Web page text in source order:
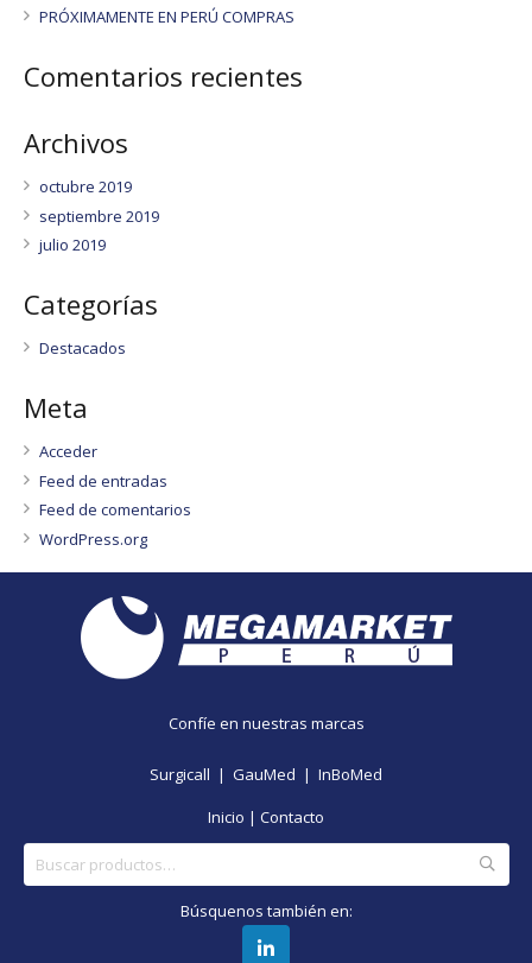
PRÓXIMAMENTE EN PERÚ COMPRAS
Comentarios recientes
Archivos
octubre 2019
septiembre 2019
julio 2019
Categorías
Destacados
Meta
Acceder
Feed de entradas
Feed de comentarios
WordPress.org
Confíe en nuestras marcas
Surgicall | GauMed | InBoMed
Inicio | Contacto
por:
Búsquenos también en: